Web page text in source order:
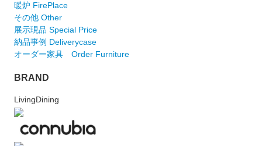
暖炉 FirePlace
その他 Other
展示現品 Special Price
納品事例 Deliverycase
オーダー家具 Order Furniture
BRAND
LivingDining